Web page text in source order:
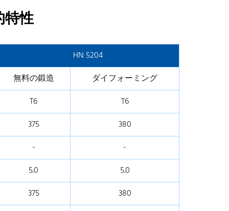
特性
HN 5204
無料の鍛造
ダイフォーミング
T6
T6
375
380
-
-
5.0
5.0
375
380